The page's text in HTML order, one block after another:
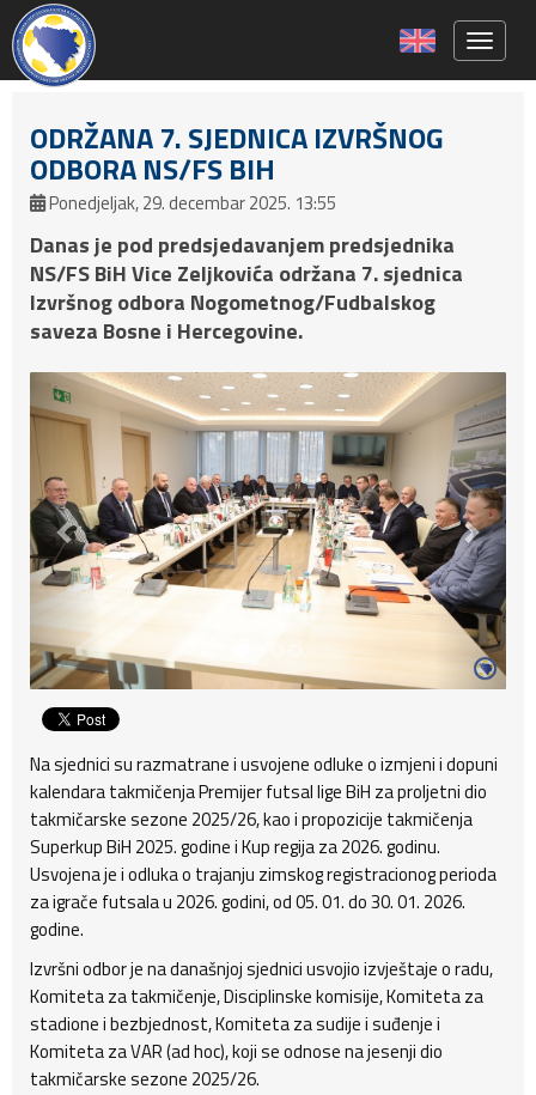
ODRŽANA 7. SJEDNICA IZVRŠNOG
ODBORA NS/FS BIH
Ponedjeljak, 29. decembar 2025. 13:55
Danas je pod predsjedavanjem predsjednika
NS/FS BiH Vice Zeljkovića održana 7. sjednica
Izvršnog odbora Nogometnog/Fudbalskog
saveza Bosne i Hercegovine.
Na sjednici su razmatrane i usvojene odluke o izmjeni i dopuni
kalendara takmičenja Premijer futsal lige BiH za proljetni dio
takmičarske sezone 2025/26, kao i propozicije takmičenja
Superkup BiH 2025. godine i Kup regija za 2026. godinu.
Usvojena je i odluka o trajanju zimskog registracionog perioda
za igrače futsala u 2026. godini, od 05. 01. do 30. 01. 2026.
godine.
Izvršni odbor je na današnjoj sjednici usvojio izvještaje o radu,
Komiteta za takmičenje, Disciplinske komisije, Komiteta za
stadione i bezbjednost, Komiteta za sudije i suđenje i
Komiteta za VAR (ad hoc), koji se odnose na jesenji dio
takmičarske sezone 2025/26.